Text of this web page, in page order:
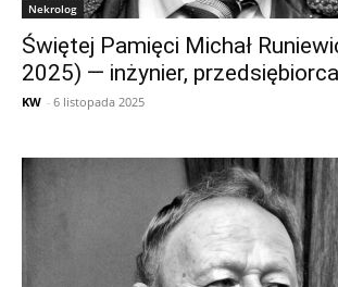
Nekrolog
Świętej Pamięci Michał
2025) — inżynier,
KW - 6 listopada 2025